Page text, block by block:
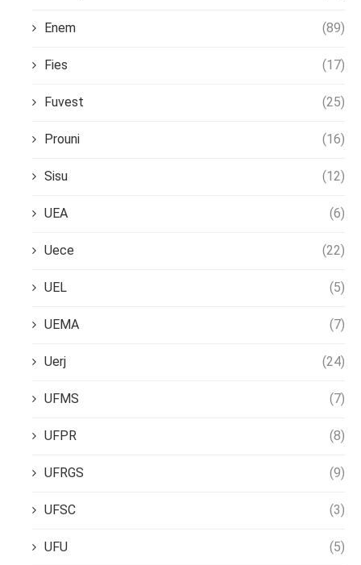
Enem (89)
Fies (17)
Fuvest (25)
Prouni (16)
Sisu (12)
UEA (6)
Uece (22)
UEL (5)
UEMA (7)
Uerj (24)
UFMS (7)
UFPR (8)
UFRGS (9)
UFSC (3)
UFU (5)